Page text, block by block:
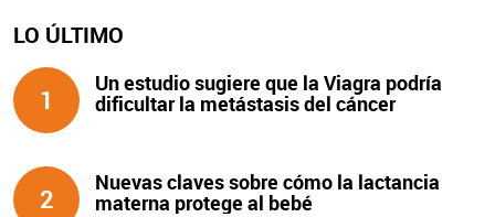
LO ÚLTIMO
1
Un estudio sugiere que la Viagra podría
dificultar la metástasis del cáncer
2
Nuevas claves sobre cómo la lactancia
materna protege al bebé